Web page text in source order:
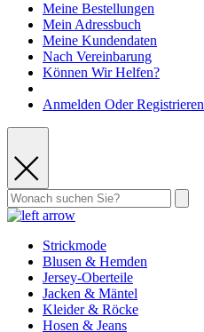
Meine Bestellungen
Mein Adressbuch
Meine Kundendaten
Nach Vereinbarung
Können Wir Helfen?
Anmelden Oder Registrieren
Strickmode
Blusen & Hemden
Jersey-Oberteile
Jacken & Mäntel
Kleider & Röcke
Hosen & Jeans